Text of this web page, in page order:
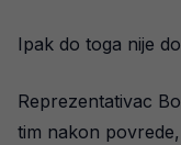
Ipak do toga nije
Reprezentativac
tim nakon